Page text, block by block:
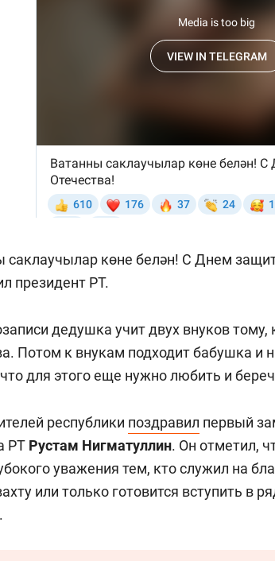
саклаучылар көне белән! С Днем
президент РТ.
дедушка учит двух внуков
Потом к внукам подходит бабушка и
для этого еще нужно любить и
республики поздравил первый
РТ Рустам Нигматуллин. Он отметил,
уважения тем, кто служил на
или только готовится вступить в